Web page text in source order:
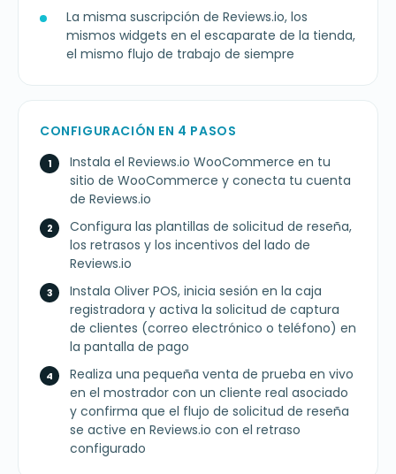
La misma suscripción de Reviews.io, los
mismos widgets en el escaparate de la tienda,
el mismo flujo de trabajo de siempre
CONFIGURACIÓN EN 4 PASOS
Instala el Reviews.io WooCommerce en tu
sitio de WooCommerce y conecta tu cuenta
de Reviews.io
Configura las plantillas de solicitud de reseña,
los retrasos y los incentivos del lado de
Reviews.io
Instala Oliver POS, inicia sesión en la caja
registradora y activa la solicitud de captura
de clientes (correo electrónico o teléfono) en
la pantalla de pago
Realiza una pequeña venta de prueba en vivo
en el mostrador con un cliente real asociado
y confirma que el flujo de solicitud de reseña
se active en Reviews.io con el retraso
configurado